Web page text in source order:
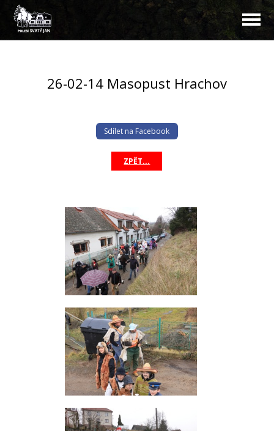
26-02-14 Masopust Hrachov
Sdílet na Facebook
ZPĚT...